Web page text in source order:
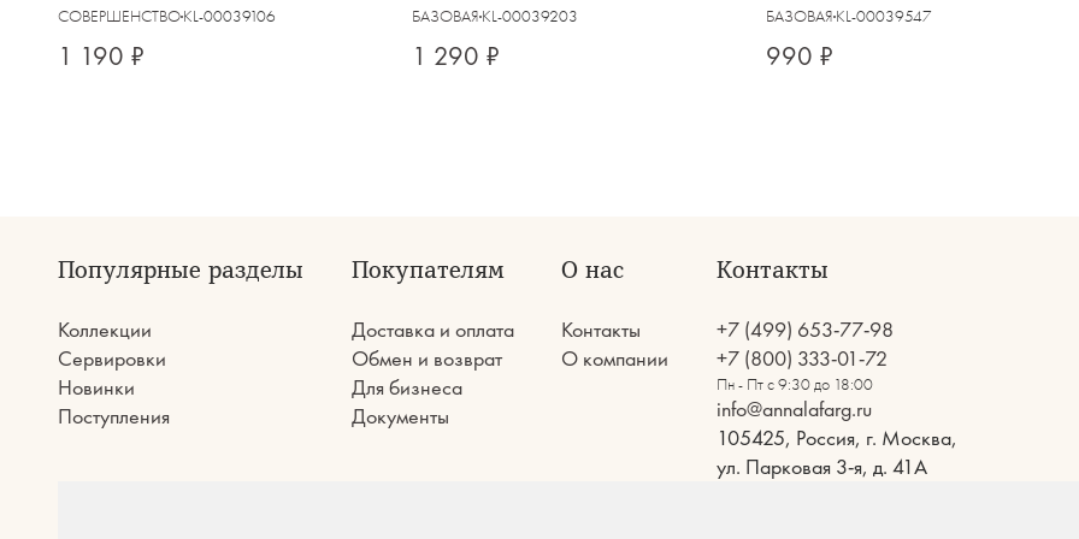
СОВЕРШЕНСТВОKL-00039106
1 190 ₽
кантом, Arctic
БАЗОВАЯ KL-00039203
1 290 ₽
БАЗОВАЯ KL-00039547
990 ₽
Популярные разделы
Коллекции
Сервировки
Новинки
Поступления
Покупателям
Доставка и оплата
Обмен и возврат
Для бизнеса
Документы
О нас
Контакты
О компании
Контакты
+7 (499) 653-77-98
+7 (800) 333-01-72
Пн - Пт с 9:30 до 18:00
info@annalafarg.ru
105425, Россия, г. Москва,
ул. Парковая 3-я, д. 41А